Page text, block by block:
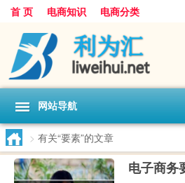
首 页 电商知识 电商分类
网站导航
> 有关“要素”的文章
电子商务